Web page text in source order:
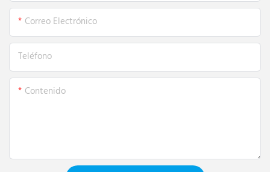
Correo Electrónico
Teléfono
Contenido